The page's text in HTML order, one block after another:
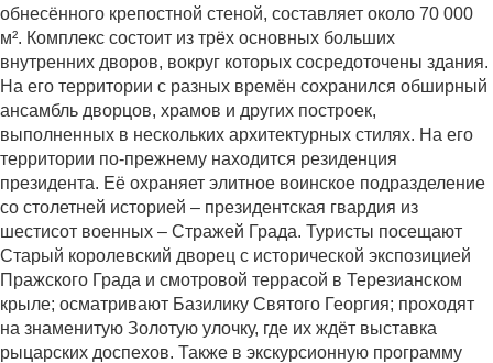
обнесённого крепостной стеной, составляет около 70 000
м². Комплекс состоит из трёх основных больших
внутренних дворов, вокруг которых сосредоточены здания.
На его территории с разных времён сохранился обширный
ансамбль дворцов, храмов и других построек,
выполненных в нескольких архитектурных стилях. На его
территории по-прежнему находится резиденция
президента. Её охраняет элитное воинское подразделение
со столетней историей – президентская гвардия из
шестисот военных – Стражей Града. Туристы посещают
Старый королевский дворец с исторической экспозицией
Пражского Града и смотровой террасой в Терезианском
крыле; осматривают Базилику Святого Георгия; проходят
на знаменитую Золотую улочку, где их ждёт выставка
рыцарских доспехов. Также в экскурсионную программу